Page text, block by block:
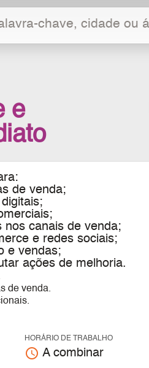
e
de venda;
canais de venda;
e redes sociais;
e vendas;
ações de melhoria.
de venda.
HORÁRIO DE TRABALHO
access_time A combinar